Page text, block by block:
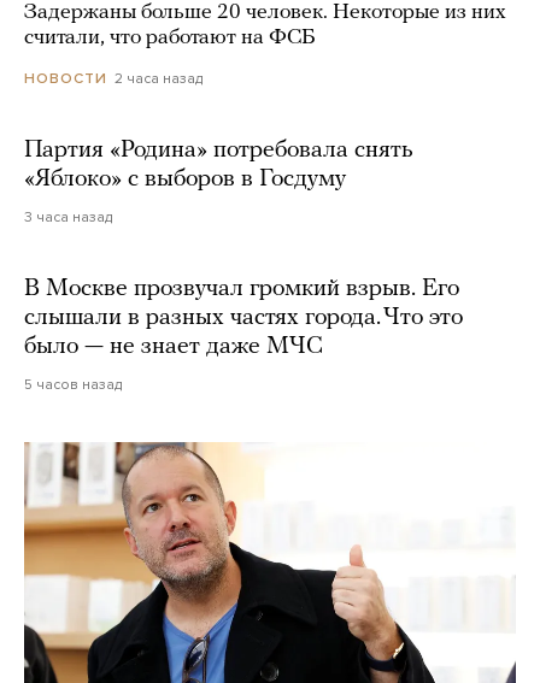
Задержаны больше 20 человек. Некоторые из них
считали, что работают на ФСБ
НОВОСТИ 2 часа назад
Партия «Родина» потребовала снять
«Яблоко» с выборов в Госдуму
3 часа назад
В Москве прозвучал громкий взрыв. Его
слышали в разных частях города. Что это
было — не знает даже МЧС
5 часов назад